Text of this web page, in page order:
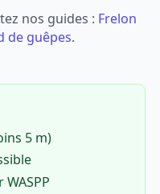
nos guides : Frelon
de guêpes.
5 m)